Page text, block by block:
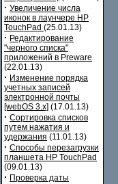
· Увеличение числа
иконок в лаунчере HP
TouchPad (25.01.13)
· Редактирование
"черного списка"
приложений в Preware
(22.01.13)
· Изменение порядка
учетных записей
электронной почты
[webOS 3.x] (17.01.13)
· Сортировка списков
путем нажатия и
удержания (11.01.13)
· Способы перезагрузки
планшета HP TouchPad
(09.01.13)
· Проверка даты